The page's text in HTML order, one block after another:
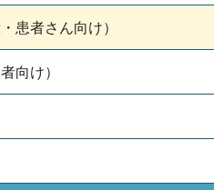
患者さん向け）
向け）